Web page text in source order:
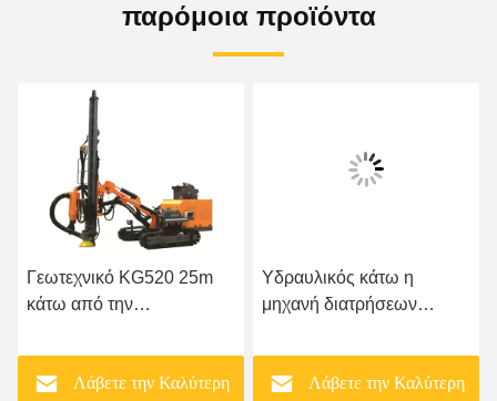
παρόμοια προϊόντα
Γεωτεχνικό KG520 25m
κάτω από την
διατρήσεων τρυπών DTH
Λάβετε την Καλύτερη
Υδραυλικός κάτω η
μηχανή διατρήσεων
τρυπών
Λάβετε την Καλύτερη